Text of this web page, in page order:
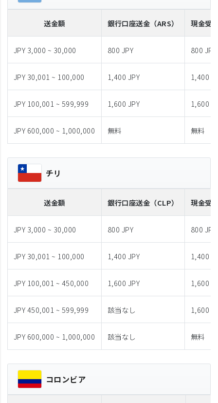
送金額 銀行口座送金 （ARS） 現金受
JPY 3,000 ~ 30,000 800 JPY 800 JPY
JPY 30,001 ~ 100,000 1,400 JPY 1,400
JPY 100,001 ~ 599,999 1,600 JPY 1,600
JPY 600,000 ~ 1,000,000 無料 無料
チリ
送金額 銀行口座送金 （CLP） 現金受
JPY 3,000 ~ 30,000 800 JPY 800 JPY
JPY 30,001 ~ 100,000 1,400 JPY 1,400
JPY 100,001 ~ 450,000 1,600 JPY 1,600
JPY 450,001 ~ 599,999 該当なし 1,600
JPY 600,000 ~ 1,000,000 該当なし 無料
コロンビア